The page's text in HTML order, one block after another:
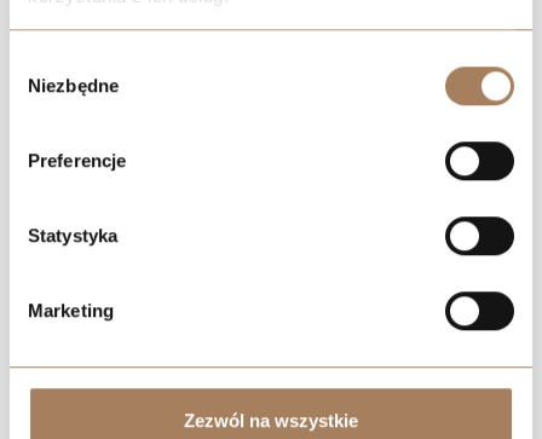
process your information.
zgody
Niezbędne
Preferencje
Statystyka
Marketing
Zezwól na wszystkie
Negotiate the price